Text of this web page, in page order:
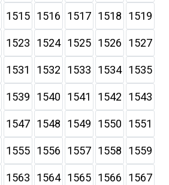
1515 1516 1517 1518 1519
1523 1524 1525 1526 1527
1531 1532 1533 1534 1535
1539 1540 1541 1542 1543
1547 1548 1549 1550 1551
1555 1556 1557 1558 1559
1563 1564 1565 1566 1567